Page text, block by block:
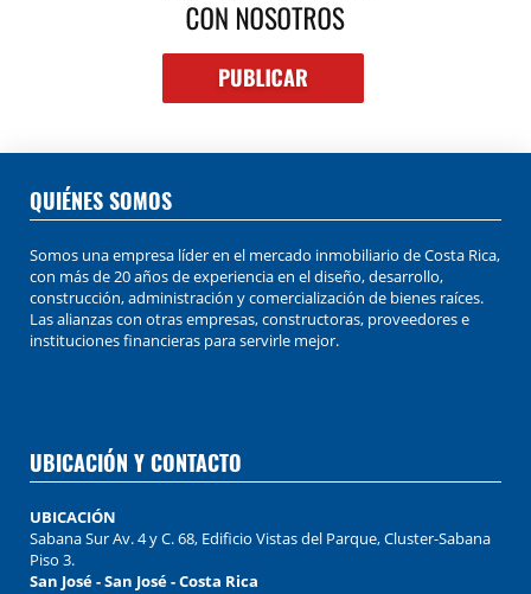
QUIÉNES SOMOS
Somos una empresa líder en el mercado inmobiliario de Costa Rica,
con más de 20 años de experiencia en el diseño, desarrollo,
construcción, administración y comercialización de bienes raíces.
Las alianzas con otras empresas, constructoras, proveedores e
instituciones financieras para servirle mejor.
UBICACIÓN Y CONTACTO
UBICACIÓN
Sabana Sur Av. 4 y C. 68, Edificio Vistas del Parque, Cluster-Sabana
Piso 3.
San José - San José - Costa Rica